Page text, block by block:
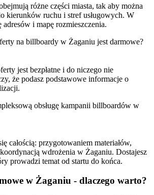
różne części miasta, tak aby można
kierunków ruchu i stref usługowych. W
i mapę rozmieszczenia.
na billboardy w Żaganiu jest darmowe?
jest bezpłatne i do niczego nie
że podasz podstawowe informacje o
obsługę kampanii billboardów w
całością: przygotowaniem materiałów,
wdrożenia w Żaganiu. Dostajesz
prowadzi temat od startu do końca.
w Żaganiu - dlaczego warto?